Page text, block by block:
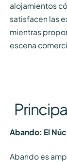
alojamientos
satisfacen las
mientras
escena
Abando: El
Abando es